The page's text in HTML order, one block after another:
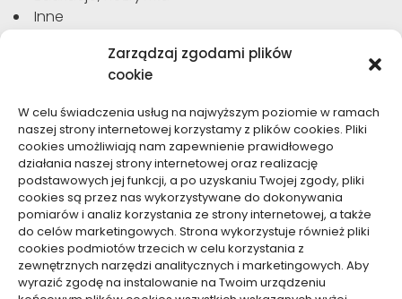
Zarządzaj zgodami plików
cookie
W celu świadczenia usług na najwyższym poziomie w ramach
naszej strony internetowej korzystamy z plików cookies. Pliki
cookies umożliwiają nam zapewnienie prawidłowego
działania naszej strony internetowej oraz realizację
podstawowych jej funkcji, a po uzyskaniu Twojej zgody, pliki
cookies są przez nas wykorzystywane do dokonywania
pomiarów i analiz korzystania ze strony internetowej, a także
do celów marketingowych. Strona wykorzystuje również pliki
cookies podmiotów trzecich w celu korzystania z
zewnętrznych narzędzi analitycznych i marketingowych. Aby
wyrazić zgodę na instalowanie na Twoim urządzeniu
Inne
Motoryzacja, Transport
Sport, Turystyka
Technologie
Usługi
Zdrowie, Medycyna
Dolącz do nas
Lubisz pisać teksty i chciałbyś się podzielić swoją
wiedzą z innymi? Dołącz do nas już teraz. Podziel się